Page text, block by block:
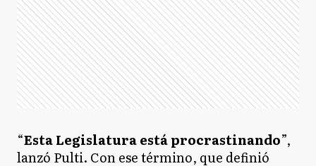
“Esta Legislatura está procrastinando”,
lanzó Pulti. Con ese término, que definió